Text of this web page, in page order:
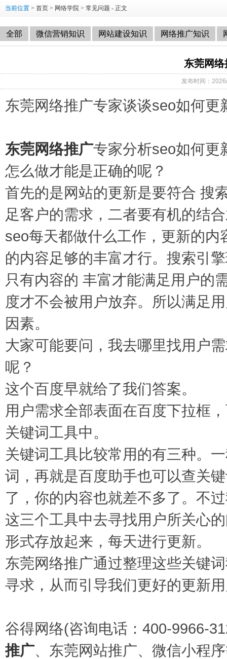
当前位置 > 首页 > 网络学院 > 常见问题 - 正文
全部 微信营销知识 网站建设知识 网络推广知识
东莞网
发布时间：
东莞网络推广专家谈谈seo如何更
东莞网络推广专家分析seo如何更
怎么做才能是正确的呢？
首先的是网站的更新是要符合 搜
足客户的需求，二者要有机的结
seo每天都做什么工作，更新的
的内容足够的丰富才行。搜索引
只有内容的 丰富才能满足用户的
度才不会被用户放弃。所以满足
因素。
大家可能要问，我去哪里找用户
呢？
这个百度早就给了我们答案。
用户需求全部表面在百度下拉框
关键词工具中。
关键词工具比较常用的有三种。
词，再就是百度助手也可以查关
了，你的内容也就差不多了。不
这三个工具中去寻找用户所关心
形式存放起来，每天进行更新。
东莞网络推广通过整理这些关键
寻求，从而引导我们更好的更新
谷得网络(咨询电话：400-9966-
推广、东莞网站推广、微信小程